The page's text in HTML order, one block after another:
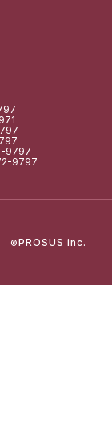
9797
9797
©PROSUS inc.